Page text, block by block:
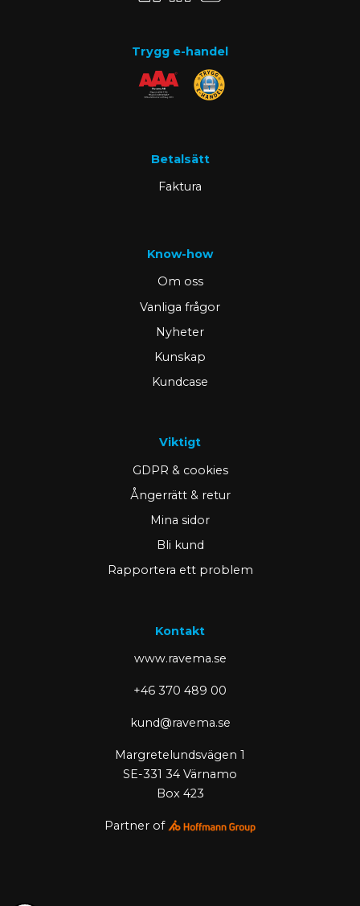
Trygg e-handel
Betalsätt
Faktura
Know-how
Om oss
Vanliga frågor
Nyheter
Kunskap
Kundcase
Viktigt
GDPR & cookies
Ångerrätt & retur
Mina sidor
Bli kund
Rapportera ett problem
Kontakt
www.ravema.se
+46 370 489 00
kund@ravema.se
Margretelundsvägen 1
SE-331 34 Värnamo
Box 423
Partner of